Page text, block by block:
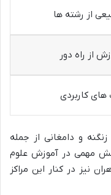
از رشته ها
از راه دور
کاربردی
و دامغانی از جمله
مهمی در آموزش علوم
نیز در کنار این مراکز